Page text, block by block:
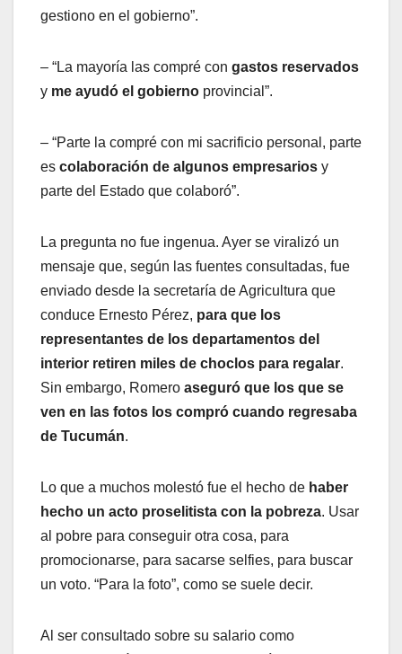
gestiono en el gobierno”.
– “La mayoría las compré con gastos reservados
y me ayudó el gobierno provincial”.
– “Parte la compré con mi sacrificio personal, parte
es colaboración de algunos empresarios y
parte del Estado que colaboró”.
La pregunta no fue ingenua. Ayer se viralizó un
mensaje que, según las fuentes consultadas, fue
enviado desde la secretaría de Agricultura que
conduce Ernesto Pérez, para que los
representantes de los departamentos del
interior retiren miles de choclos para regalar.
Sin embargo, Romero aseguró que los que se
ven en las fotos los compró cuando regresaba
de Tucumán.
Lo que a muchos molestó fue el hecho de haber
hecho un acto proselitista con la pobreza. Usar
al pobre para conseguir otra cosa, para
promocionarse, para sacarse selfies, para buscar
un voto. “Para la foto”, como se suele decir.
Al ser consultado sobre su salario como